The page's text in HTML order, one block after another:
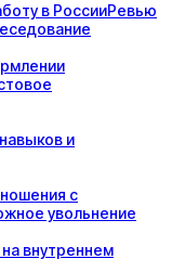
в РоссииРевью
и
с
увольнение
внутреннем